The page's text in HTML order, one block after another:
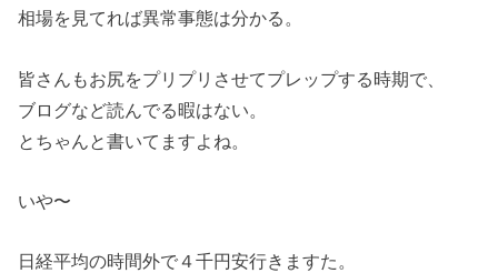
相場を見てれば異常事態は分かる。
皆さんもお尻をプリプリさせてプレップする時期で、
ブログなど読んでる暇はない。
とちゃんと書いてますよね。
いや〜
日経平均の時間外で４千円安行きますた。